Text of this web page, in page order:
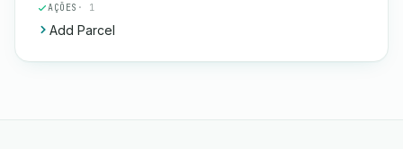
AÇÕES · 1
Add Parcel